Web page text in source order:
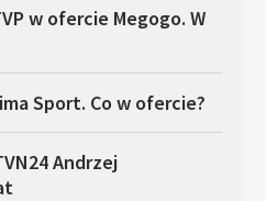
w ofercie Megogo. W
Sport. Co w ofercie?
Andrzej